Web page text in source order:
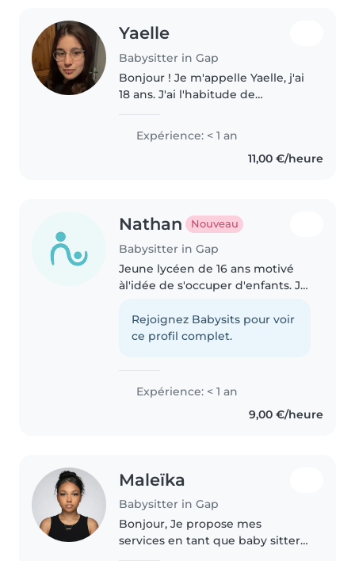
Yaelle
Babysitter in Gap
Bonjour ! Je m'appelle Yaelle, j'ai
18 ans. J'ai l'habitude de
m'occupe régulièrement de
mon petit frère en situation de
handicap (repas, douche, aide
Expérience: < 1 an
11,00 €/heure
Nathan Nouveau
Babysitter in Gap
Jeune lycéen de 16 ans motivé
àl'idée de s'occuper d'enfants. Je
petits cousins âgés de 11, 9 et 3
ans. Je
Rejoignez Babysits pour voir
ce profil complet.
Expérience: < 1 an
9,00 €/heure
Maleïka
Babysitter in Gap
Bonjour, Je propose mes
services en tant que baby sitter,